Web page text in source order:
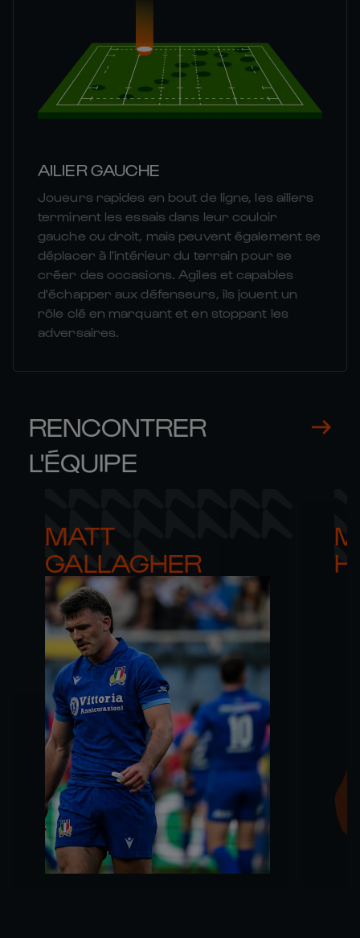
AILIER GAUCHE
Joueurs rapides en bout de ligne, les ailiers
terminent les essais dans leur couloir
gauche ou droit, mais peuvent également se
déplacer à l'intérieur du terrain pour se
créer des occasions. Agiles et capables
d'échapper aux défenseurs, ils jouent un
rôle clé en marquant et en stoppant les
adversaires.
RENCONTRER
L'ÉQUIPE
MATT
GALLAGHER